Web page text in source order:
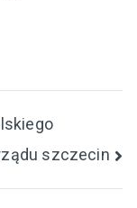
szczecin